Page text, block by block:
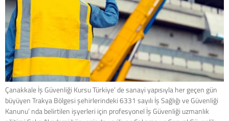
Çanakkale İş Güvenliği Kursu Türkiye’ de sanayi yapısıyla her geçen gün
büyüyen Trakya Bölgesi şehirlerindeki 6331 sayılı İş Sağlığı ve Güvenliği
Kanunu’ nda belirtilen işyerleri için profesyonel İş Güvenliği uzmanlık